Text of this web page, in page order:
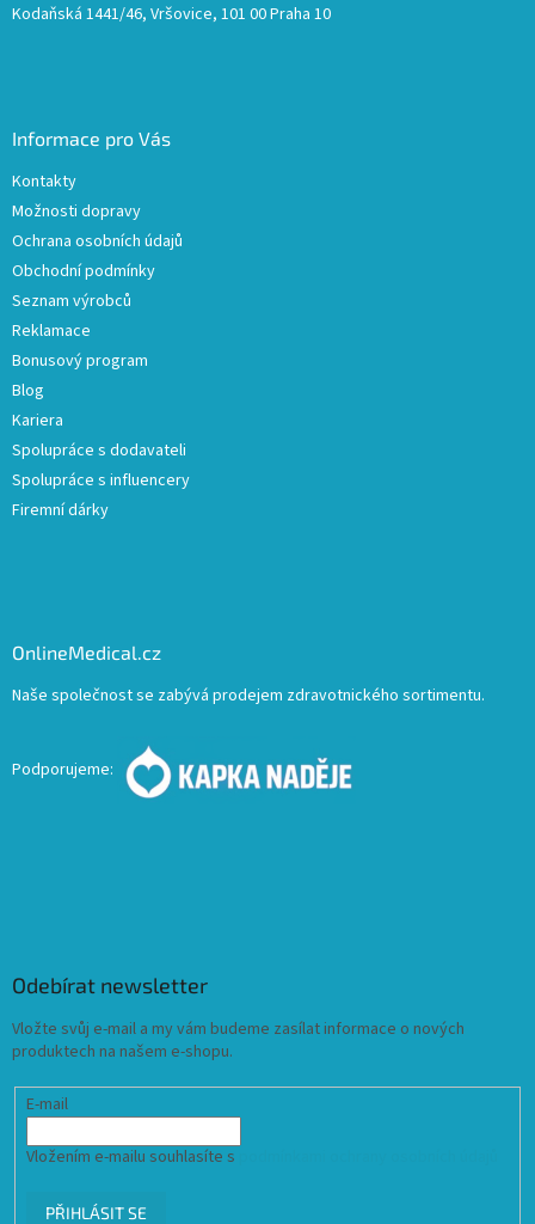
Kodaňská 1441/46, Vršovice, 101 00 Praha 10
Informace pro Vás
Kontakty
Možnosti dopravy
Ochrana osobních údajů
Obchodní podmínky
Seznam výrobců
Reklamace
Bonusový program
Blog
Kariera
Spolupráce s dodavateli
Spolupráce s influencery
Firemní dárky
OnlineMedical.cz
Naše společnost se zabývá prodejem zdravotnického sortimentu.
Podporujeme:
Odebírat newsletter
Vložte svůj e-mail a my vám budeme zasílat informace o nových
produktech na našem e-shopu.
E-mail
Vložením e-mailu souhlasíte s
PŘIHLÁSIT SE